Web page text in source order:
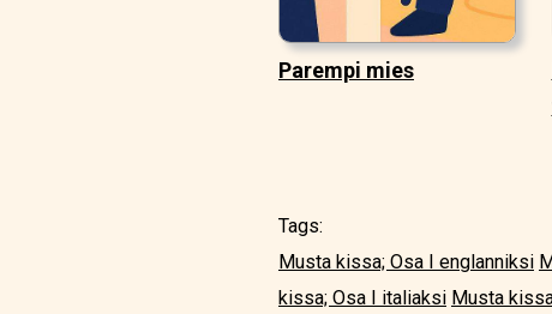
Parempi mies
Tags:
Musta kissa; Osa I englanniksi
kissa; Osa I italiaksi Musta